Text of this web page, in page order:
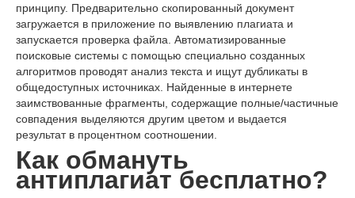
принципу. Предварительно скопированный документ
загружается в приложение по выявлению плагиата и
запускается проверка файла. Автоматизированные
поисковые системы с помощью специально созданных
алгоритмов проводят анализ текста и ищут дубликаты в
общедоступных источниках. Найденные в интернете
заимствованные фрагменты, содержащие полные/частичные
совпадения выделяются другим цветом и выдается
результат в процентном соотношении.
Как обмануть
антиплагиат бесплатно?